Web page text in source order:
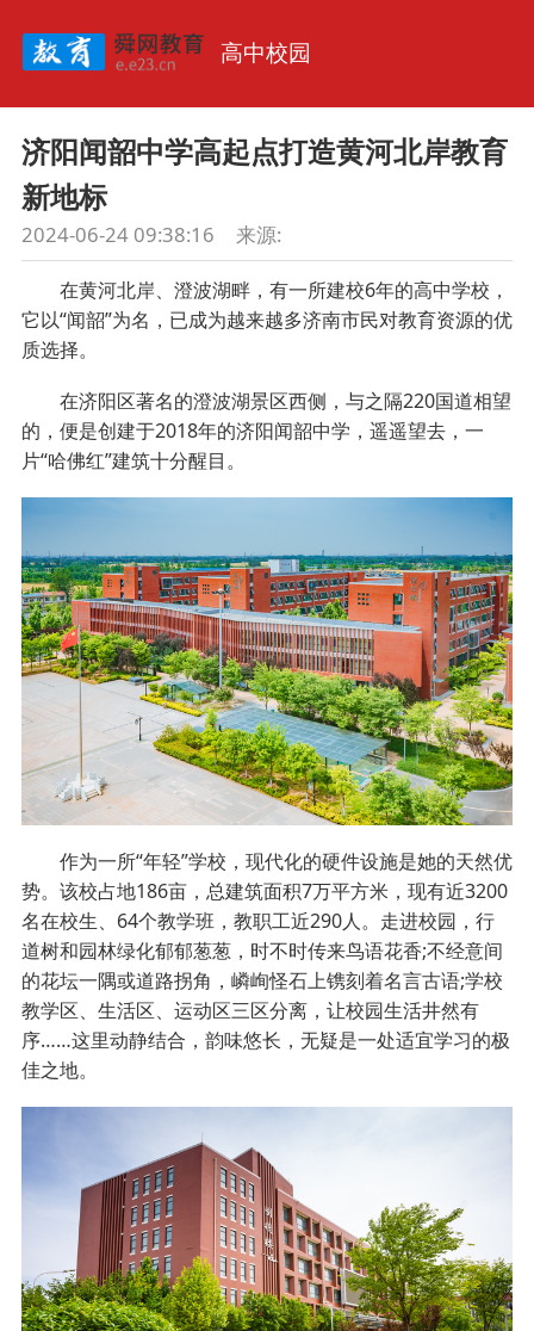
高中校园
济阳闻韶中学高起点打造黄河北岸教育
新地标
2024-06-24 09:38:16 来源:
在黄河北岸、澄波湖畔，有一所建校6年的高中学校，
它以“闻韶”为名，已成为越来越多济南市民对教育资源的优
质选择。
在济阳区著名的澄波湖景区西侧，与之隔220国道相望
的，便是创建于2018年的济阳闻韶中学，遥遥望去，一
片“哈佛红”建筑十分醒目。
作为一所“年轻”学校，现代化的硬件设施是她的天然优
势。该校占地186亩，总建筑面积7万平方米，现有近3200
名在校生、64个教学班，教职工近290人。走进校园，行
道树和园林绿化郁郁葱葱，时不时传来鸟语花香;不经意间
的花坛一隅或道路拐角，嶙峋怪石上镌刻着名言古语;学校
教学区、生活区、运动区三区分离，让校园生活井然有
序……这里动静结合，韵味悠长，无疑是一处适宜学习的极
佳之地。